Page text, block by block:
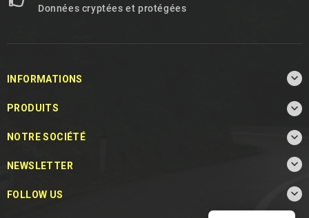
Données cryptées et protégées
INFORMATIONS 
PRODUITS 
NOTRE SOCIÉTÉ 
NEWSLETTER 
FOLLOW US 